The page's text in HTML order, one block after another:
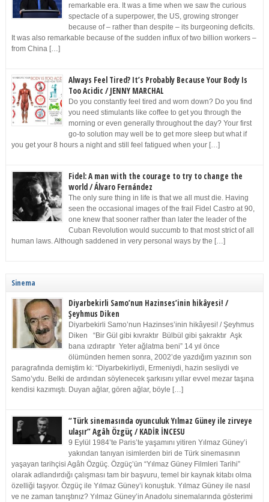
remarkable era. It was a time when we saw the curious
spectacle of a superpower, the US, growing stronger
because of – rather than despite – its burgeoning deficits.
It was also remarkable because of the sudden influx of two billion workers –
from China […]
Always Feel Tired? It’s Probably Because Your Body Is
Too Acidic / JENNY MARCHAL
Do you constantly feel tired and worn down? Do you find
you need stimulants like coffee to get you through the
morning or even generally throughout the day? Your first
go-to solution may well be to get more sleep but what if
you get your 8 hours a night and still feel fatigued when your […]
Fidel: A man with the courage to try to change the
world / Álvaro Fernández
The only sure thing in life is that we all must die. Having
seen the occasional images of the frail Fidel Castro at 90,
one knew that sooner rather than later the leader of the
Cuban Revolution would succumb to that most strict of all
human laws. Although saddened in very personal ways by the […]
Sinema
Diyarbekirli Samo’nun Hazinses’inin hikâyesi! /
Şeyhmus Diken
Diyarbekirli Samo’nun Hazinses’inin hikâyesi! / Şeyhmus
Diken “Bir Gül gibi kıvraktır Bülbül gibi şakraktır Aşk
bana ızdıraptır Yeter ağlatma beni” 14 yıl önce
ölümünden hemen sonra, 2002’de yazdığım yazının son
paragrafında demiştim ki: “Diyarbekirliydi, Ermeniydi, hazin sesliydi ve
Samo’ydu. Belki de ardından söylenecek şarkısını yıllar evvel mezar taşına
kendisi kazımıştı. Duyan ağlar, gören ağlar, böyle […]
“Türk sinemasında oyunculuk Yılmaz Güney ile zirveye
ulaşır” Agâh Özgüç / KADİR İNCESU
9 Eylül 1984’te Paris’te yaşamını yitiren Yılmaz Güney’i
yakından tanıyan isimlerden biri de Türk sinemasının
yaşayan tarihçisi Agâh Özgüç. Özgüç’ün “Yılmaz Güney Filmleri Tarihi”
olarak adlandırdığı çalışması tam bir başvuru, temel bir kaynak kitabı olma
özelliği taşıyor. Özgüç ile Yılmaz Güney’i konuştuk. Yılmaz Güney ile nasıl
ve ne zaman tanıştınız? Yılmaz Güney’in Anadolu sinemalarında gösterimi